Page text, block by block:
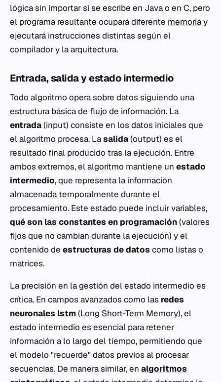
lógica sin importar si se escribe en Java o en C, pero
el programa resultante ocupará diferente memoriay
ejecutará instrucciones distintas según el
compilador y la arquitectura.
Entrada, salida y estado intermedio
Todo algoritmo opera sobre datos siguiendo una
estructura básica de flujo de información. La
entrada(input) consiste en los datos iniciales que
el algoritmo procesa. Lasalida(output) es el
resultado final producido tras la ejecución. Entre
ambos extremos, el algoritmo mantiene un estado
intermedio, que representa la información
almacenada temporalmente durante el
procesamiento. Este estado puede incluir variables,
qué son las constantes en programación(valores
fijos que no cambian durante la ejecución) y el
contenido de estructuras de datos como listas o
matrices.
La precisión en la gestión del estado intermedio es
crítica. En campos avanzados como las redes
neuronales lstm(Long Short-Term Memory), el
estado intermedio es esencial para retener
información a lo largo del tiempo, permitiendo que
el modelo "recuerde" datos previos al procesar
secuencias. De manera similar, en algoritmos